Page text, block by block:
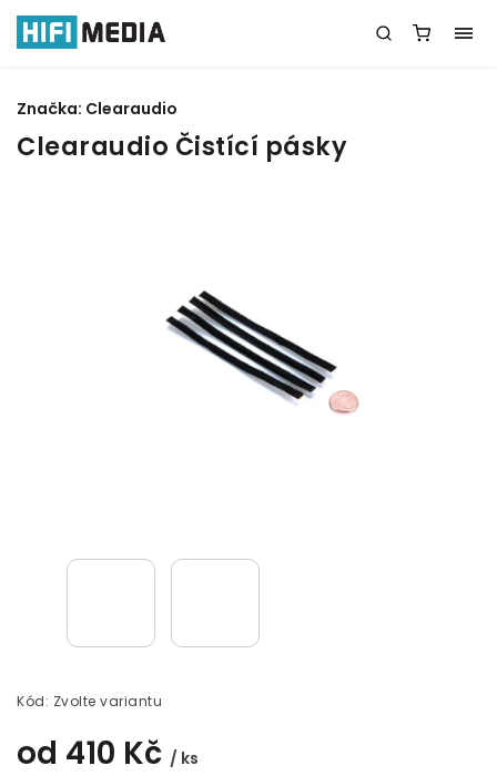
Clearaudio Čistící pásky
Kód: Zvolte variantu
od 410 Kč / ks
Značka: Clearaudio